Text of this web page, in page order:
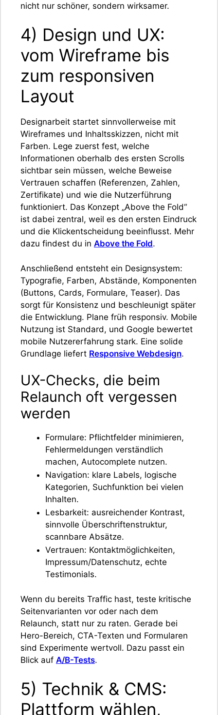
nicht nur schöner, sondern wirksamer.
4) Design und UX:
vom Wireframe bis
zum responsiven
Layout
Designarbeit startet sinnvollerweise mit
Wireframes und Inhaltsskizzen, nicht mit
Farben. Lege zuerst fest, welche
Informationen oberhalb des ersten Scrolls
sichtbar sein müssen, welche Beweise
Vertrauen schaffen (Referenzen, Zahlen,
Zertifikate) und wie die Nutzerführung
funktioniert. Das Konzept „Above the Fold“
ist dabei zentral, weil es den ersten Eindruck
und die Klickentscheidung beeinflusst. Mehr
dazu findest du in Above the Fold.
Anschließend entsteht ein Designsystem:
Typografie, Farben, Abstände, Komponenten
(Buttons, Cards, Formulare, Teaser). Das
sorgt für Konsistenz und beschleunigt später
die Entwicklung. Plane früh responsiv. Mobile
Nutzung ist Standard, und Google bewertet
mobile Nutzererfahrung stark. Eine solide
Grundlage liefert Responsive Webdesign.
UX-Checks, die beim
Relaunch oft vergessen
werden
Formulare: Pflichtfelder minimieren,
Fehlermeldungen verständlich
machen, Autocomplete nutzen.
Navigation: klare Labels, logische
Kategorien, Suchfunktion bei vielen
Inhalten.
Lesbarkeit: ausreichender Kontrast,
sinnvolle Überschriftenstruktur,
scannbare Absätze.
Vertrauen: Kontaktmöglichkeiten,
Impressum/Datenschutz, echte
Testimonials.
Wenn du bereits Traffic hast, teste kritische
Seitenvarianten vor oder nach dem
Relaunch, statt nur zu raten. Gerade bei
Hero-Bereich, CTA-Texten und Formularen
sind Experimente wertvoll. Dazu passt ein
Blick auf A/B-Tests.
5) Technik & CMS:
Plattform wählen,